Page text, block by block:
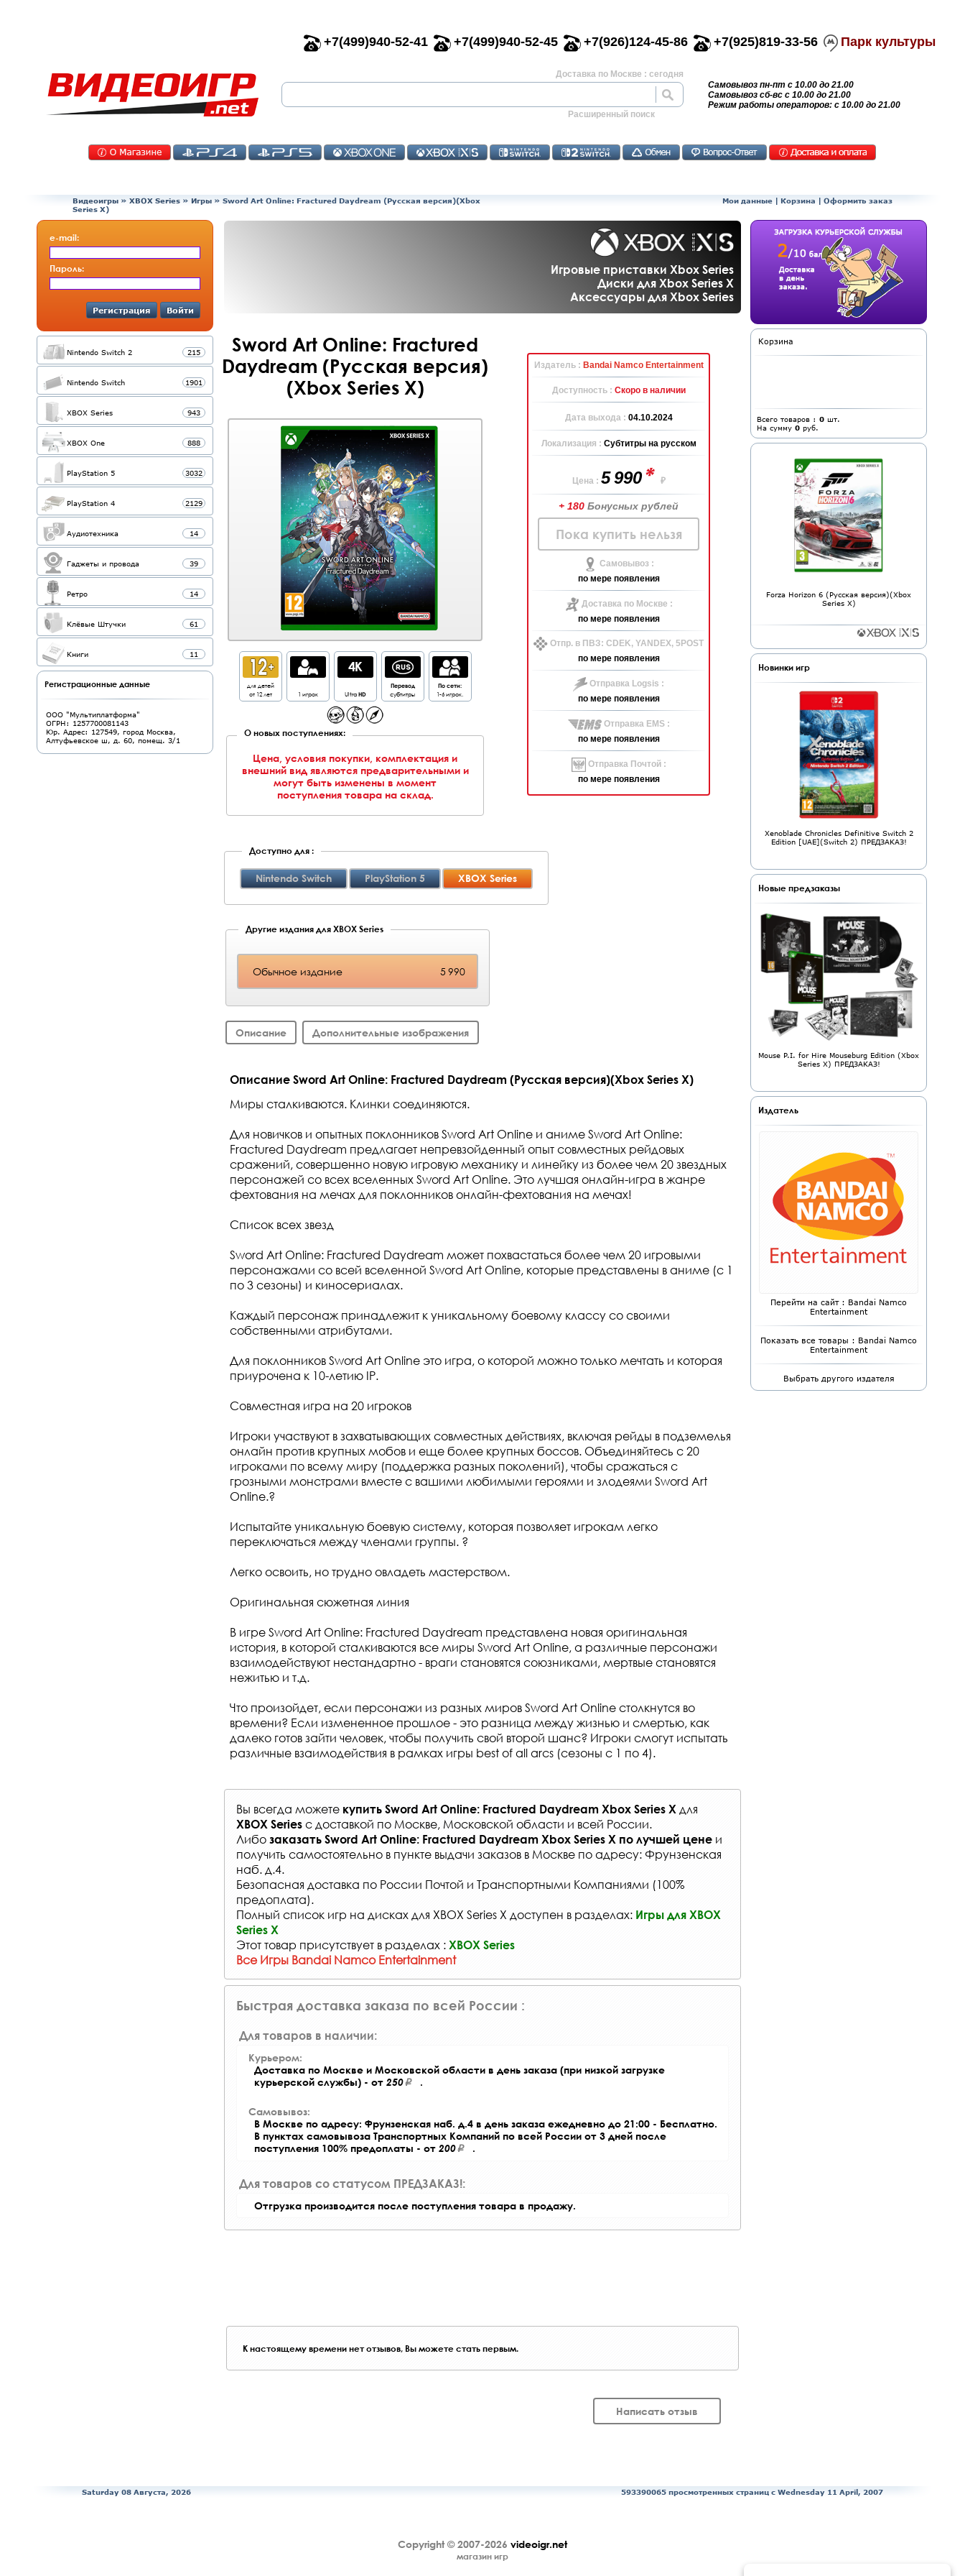
+7(499)940-52-41 +7(499)940-52-45 +7(926)124-45-86 +7(925)819-33-56 Парк культуры
Доставка по Москве : сегодня
Расширенный поиск
Самовывоз пн-пт с 10.00 до 21.00
Самовывоз сб-вс с 10.00 до 21.00
Режим работы операторов: с 10.00 до 21.00
Видеоигры » XBOX Series » Игры » Sword Art Online: Fractured Daydream (Русская версия)(Xbox
Series X)
Мои данные | Корзина | Оформить заказ
e-mail:
Пароль:
Регистрация Войти
Nintendo Switch 2 215
Nintendo Switch 1901
XBOX Series 943
XBOX One 888
PlayStation 5 3032
PlayStation 4 2129
Аудиотехника 14
Гаджеты и провода 39
Ретро 14
Клёвые Штучки 61
Книги 11
Регистрационные данные
ООО "Мультиплатформа"
ОГРН: 1257700081143
Юр. Адрес: 127549, город Москва,
Алтуфьевское ш, д. 60, помещ. 3/1
Игровые приставки Xbox Series
Диски для Xbox Series X
Аксессуары для Xbox Series
Sword Art Online: Fractured
Daydream (Русская версия)
(Xbox Series X)
для детей
от 12 лет
1 игрок UltraHD
Перевод
субтитры
По сети:
1-6 игрок.
О новых поступлениях:
Цена, условия покупки, комплектация и
внешний вид являются предварительными и
могут быть изменены в момент
поступления товара на склад.
Издатель : Bandai Namco Entertainment
Доступность : Скоро в наличии
Дата выхода : 04.10.2024
Локализация : Субтитры на русском
Цена : 5 990* ₽
+ 180 Бонусных рублей
Пока купить нельзя
Самовывоз :
по мере появления
Доставка по Москве :
по мере появления
Отпр. в ПВЗ: CDEK, YANDEX, 5POST
по мере появления
Отправка Logsis :
по мере появления
Отправка EMS :
по мере появления
Отправка Почтой :
по мере появления
Доступно для :
Nintendo Switch PlayStation 5 XBOX Series
Другие издания для XBOX Series
Обычное издание 5 990
Описание Дополнительные изображения
Описание Sword Art Online: Fractured Daydream (Русская версия)(Xbox Series X)
Миры сталкиваются. Клинки соединяются.
Для новичков и опытных поклонников Sword Art Online и аниме Sword Art Online:
Fractured Daydream предлагает непревзойденный опыт совместных рейдовых
сражений, совершенно новую игровую механику и линейку из более чем 20 звездных
персонажей со всех вселенных Sword Art Online. Это лучшая онлайн-игра в жанре
фехтования на мечах для поклонников онлайн-фехтования на мечах!
Список всех звезд
Sword Art Online: Fractured Daydream может похвастаться более чем 20 игровыми
персонажами со всей вселенной Sword Art Online, которые представлены в аниме (с 1
по 3 сезоны) и киносериалах.
Каждый персонаж принадлежит к уникальному боевому классу со своими
собственными атрибутами.
Для поклонников Sword Art Online это игра, о которой можно только мечтать и которая
приурочена к 10-летию IP.
Совместная игра на 20 игроков
Игроки участвуют в захватывающих совместных действиях, включая рейды в подземелья
онлайн против крупных мобов и еще более крупных боссов. Объединяйтесь с 20
игроками по всему миру (поддержка разных поколений), чтобы сражаться с
грозными монстрами вместе с вашими любимыми героями и злодеями Sword Art
Online.?
Испытайте уникальную боевую систему, которая позволяет игрокам легко
переключаться между членами группы. ?
Легко освоить, но трудно овладеть мастерством.
Оригинальная сюжетная линия
В игре Sword Art Online: Fractured Daydream представлена новая оригинальная
история, в которой сталкиваются все миры Sword Art Online, а различные персонажи
взаимодействуют нестандартно - враги становятся союзниками, мертвые становятся
нежитью и т.д.
Что произойдет, если персонажи из разных миров Sword Art Online столкнутся во
времени? Если измененное прошлое - это разница между жизнью и смертью, как
далеко готов зайти человек, чтобы получить свой второй шанс? Игроки смогут испытать
различные взаимодействия в рамках игры best of all arcs (сезоны с 1 по 4).
Вы всегда можете купить Sword Art Online: Fractured Daydream Xbox Series X для
XBOX Series с доставкой по Москве, Московской области и всей России.
Либо заказать Sword Art Online: Fractured Daydream Xbox Series X по лучшей цене и
получить самостоятельно в пункте выдачи заказов в Москве по адресу: Фрунзенская
наб. д.4.
Безопасная доставка по России Почтой и Транспортными Компаниями (100%
предоплата).
Полный список игр на дисках для XBOX Series X доступен в разделах: Игры для XBOX
Series X
Этот товар присутствует в разделах : XBOX Series
Все Игры Bandai Namco Entertainment
Быстрая доставка заказа по всей России :
Для товаров в наличии:
Курьером:
Доставка по Москве и Московской области в день заказа (при низкой загрузке
курьерской службы) - от 250 .
Самовывоз:
В Москве по адресу: Фрунзенская наб. д.4 в день заказа ежедневно до 21:00 - Бесплатно.
В пунктах самовывоза Транспортных Компаний по всей России от 3 дней после
поступления 100% предоплаты - от 200 .
Для товаров со статусом ПРЕДЗАКАЗ!:
Отгрузка производится после поступления товара в продажу.
К настоящему времени нет отзывов, Вы можете стать первым.
Написать отзыв
Корзина
Всего товаров : 0 шт.
На сумму 0 руб.
Forza Horizon 6 (Русская версия)(Xbox
Series X)
Новинки игр
Xenoblade Chronicles Definitive Switch 2
Edition [UAE](Switch 2) ПРЕДЗАКАЗ!
Новые предзаказы
Mouse P.I. for Hire Mouseburg Edition (Xbox
Series X) ПРЕДЗАКАЗ!
Издатель
Перейти на сайт : Bandai Namco
Entertainment
Показать все товары : Bandai Namco
Entertainment
Выбрать другого издателя
Saturday 08 Августа, 2026 593390065 просмотренных страниц c Wednesday 11 April, 2007
Copyright © 2007-2026 videoigr.net
магазин игр